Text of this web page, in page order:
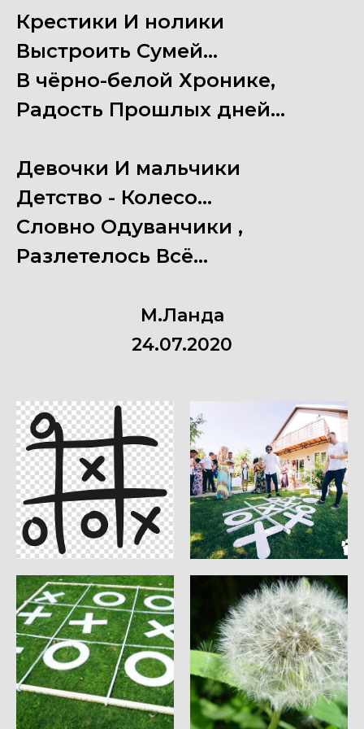
Крестики И нолики
Выстроить Сумей...
В чёрно-белой Хронике,
Радость Прошлых дней...
Девочки И мальчики
Детство - Колесо...
Словно Одуванчики ,
Разлетелось Всё...
М.Ланда
24.07.2020